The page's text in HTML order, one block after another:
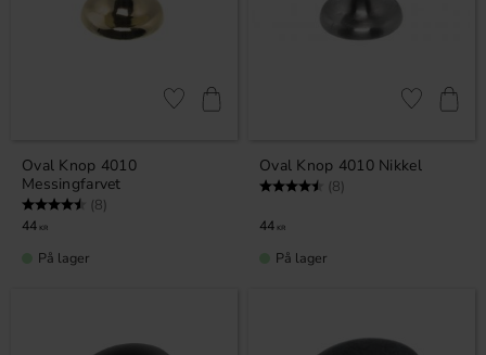
Oval Knop 4010
Messingfarvet
Vurdering: (8)
44 KR
Gem som favorit
På lager
Oval Knop 4010 Nikkel
Vurdering: (8)
44 KR
Gem som
På lager